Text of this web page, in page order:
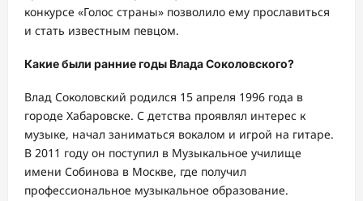
конкурсе «Голос страны» позволило ему прославиться
и стать известным певцом.
Какие были ранние годы Влада Соколовского?
Влад Соколовский родился 15 апреля 1996 года в
городе Хабаровске. С детства проявлял интерес к
музыке, начал заниматься вокалом и игрой на гитаре.
В 2011 году он поступил в Музыкальное училище
имени Собинова в Москве, где получил
профессиональное музыкальное образование.